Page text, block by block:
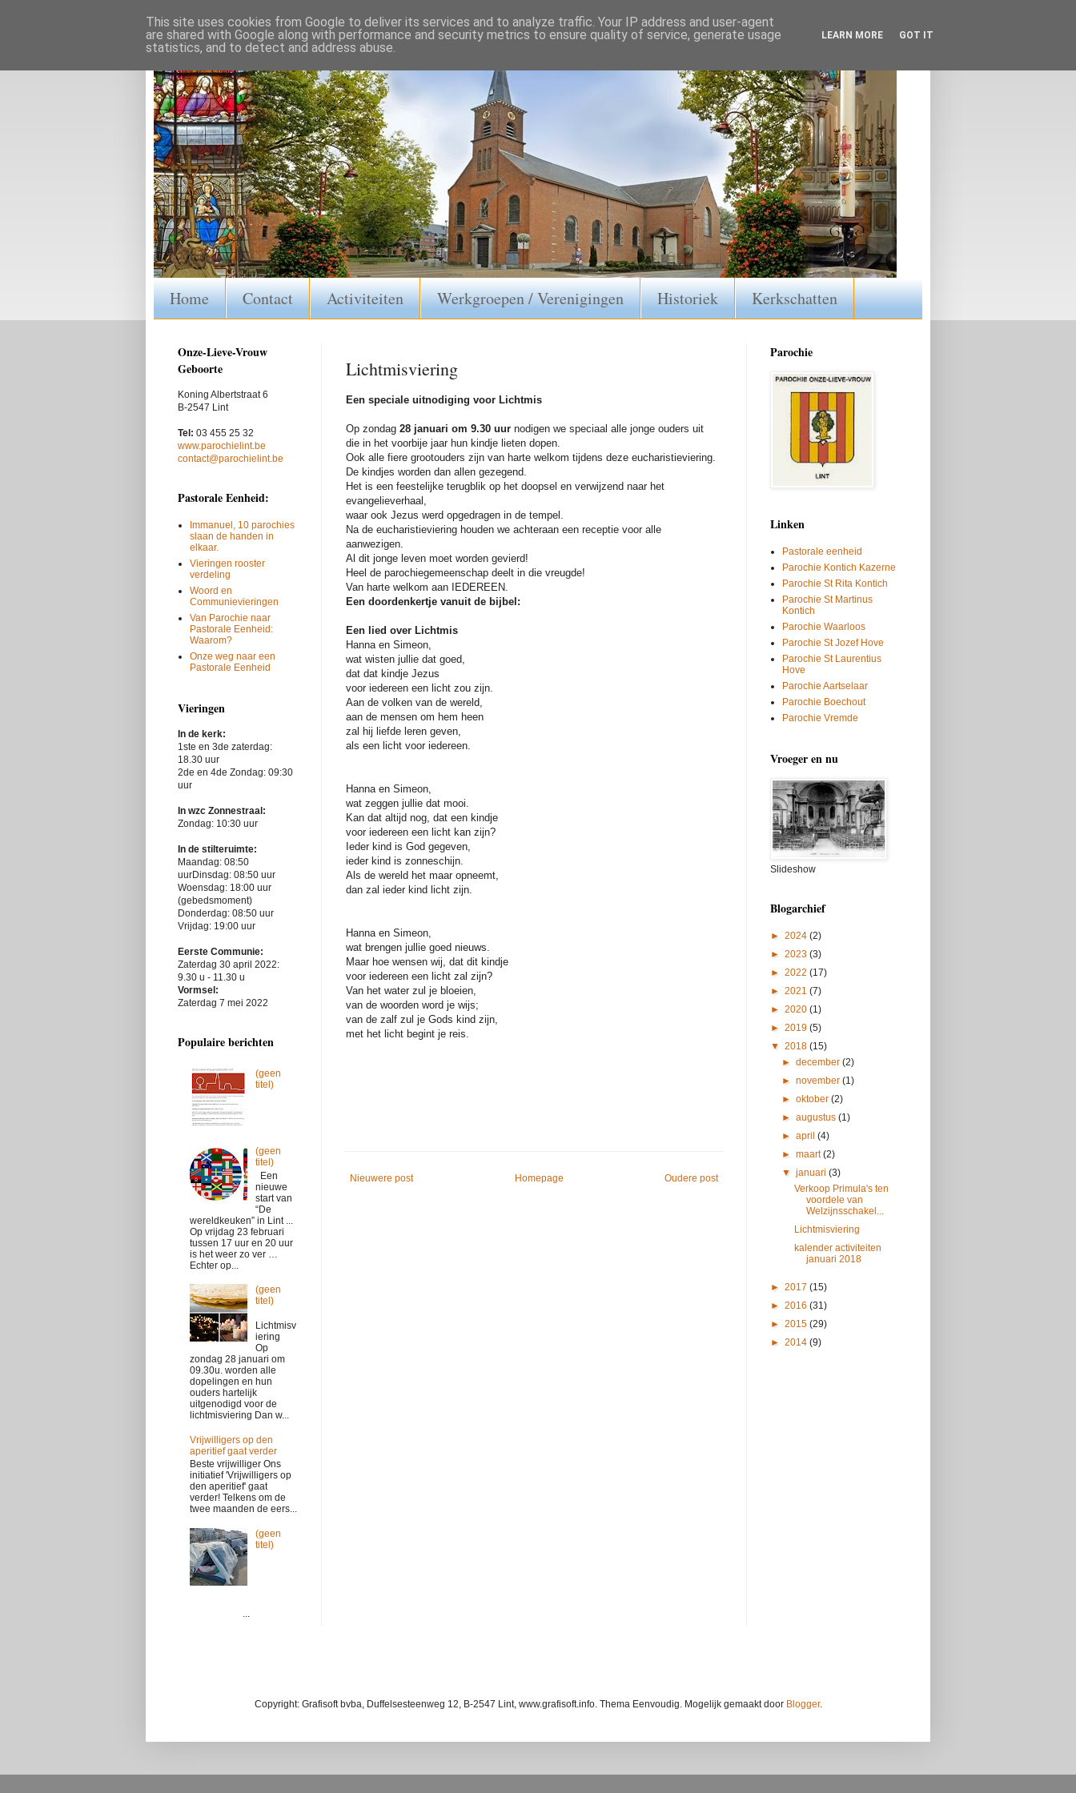
Home Contact Activiteiten Werkgroepen / Verenigingen Historiek Kerkschatten
Lichtmisviering
Een speciale uitnodiging voor Lichtmis
Op zondag 28 januari om 9.30 uur nodigen we speciaal alle jonge ouders uit
die in het voorbije jaar hun kindje lieten dopen.
Ook alle fiere grootouders zijn van harte welkom tijdens deze eucharistieviering.
De kindjes worden dan allen gezegend.
Het is een feestelijke terugblik op het doopsel en verwijzend naar het
evangelieverhaal,
waar ook Jezus werd opgedragen in de tempel.
Na de eucharistieviering houden we achteraan een receptie voor alle
aanwezigen.
Al dit jonge leven moet worden gevierd!
Heel de parochiegemeenschap deelt in die vreugde!
Van harte welkom aan IEDEREEN.
Een doordenkertje vanuit de bijbel:
Een lied over Lichtmis
Hanna en Simeon,
wat wisten jullie dat goed,
dat dat kindje Jezus
voor iedereen een licht zou zijn.
Aan de volken van de wereld,
aan de mensen om hem heen
zal hij liefde leren geven,
als een licht voor iedereen.
Hanna en Simeon,
wat zeggen jullie dat mooi.
Kan dat altijd nog, dat een kindje
voor iedereen een licht kan zijn?
Ieder kind is God gegeven,
ieder kind is zonneschijn.
Als de wereld het maar opneemt,
dan zal ieder kind licht zijn.
Hanna en Simeon,
wat brengen jullie goed nieuws.
Maar hoe wensen wij, dat dit kindje
voor iedereen een licht zal zijn?
Van het water zul je bloeien,
van de woorden word je wijs;
van de zalf zul je Gods kind zijn,
met het licht begint je reis.
Nieuwere post Oudere post
Homepage
Onze-Lieve-Vrouw
Geboorte
Koning Albertstraat 6
B-2547 Lint
Tel: 03 455 25 32
www.parochielint.be
contact@parochielint.be
Pastorale Eenheid:
Immanuel, 10 parochies
slaan de handen in
elkaar.
Vieringen rooster
verdeling
Woord en
Communievieringen
Van Parochie naar
Pastorale Eenheid:
Waarom?
Onze weg naar een
Pastorale Eenheid
Vieringen
In de kerk:
1ste en 3de zaterdag:
18.30 uur
2de en 4de Zondag: 09:30
uur
In wzc Zonnestraal:
Zondag: 10:30 uur
In de stilteruimte:
Maandag: 08:50
uurDinsdag: 08:50 uur
Woensdag: 18:00 uur
(gebedsmoment)
Donderdag: 08:50 uur
Vrijdag: 19:00 uur
Eerste Communie:
Zaterdag 30 april 2022:
9.30 u - 11.30 u
Vormsel:
Zaterdag 7 mei 2022
Populaire berichten
(geen
titel)
(geen
titel)
Een
nieuwe
start van
“De
wereldkeuken” in Lint ...
Op vrijdag 23 februari
tussen 17 uur en 20 uur
is het weer zo ver …
Echter op...
(geen
titel)
Lichtmisv
iering
Op
zondag 28 januari om
09.30u. worden alle
dopelingen en hun
ouders hartelijk
uitgenodigd voor de
lichtmisviering Dan w...
Vrijwilligers op den
aperitief gaat verder
Beste vrijwilliger Ons
initiatief 'Vrijwilligers op
den aperitief' gaat
verder! Telkens om de
twee maanden de eers...
(geen
titel)
...
Parochie
Linken
Pastorale eenheid
Parochie Kontich Kazerne
Parochie St Rita Kontich
Parochie St Martinus
Kontich
Parochie Waarloos
Parochie St Jozef Hove
Parochie St Laurentius
Hove
Parochie Aartselaar
Parochie Boechout
Parochie Vremde
Vroeger en nu
Slideshow
Blogarchief
► 2024 (2)
► 2023 (3)
► 2022 (17)
► 2021 (7)
► 2020 (1)
► 2019 (5)
▼ 2018 (15)
►december(2)
►november(1)
►oktober(2)
►augustus(1)
►april(4)
►maart(2)
▼januari(3)
Verkoop Primula's ten
voordele van
Welzijnsschakel...
Lichtmisviering
kalender activiteiten
januari 2018
► 2017 (15)
► 2016 (31)
► 2015 (29)
► 2014 (9)
Copyright: Grafisoft bvba, Duffelsesteenweg 12, B-2547 Lint, www.grafisoft.info. Thema Eenvoudig. Mogelijk gemaakt door Blogger.
This site uses cookies from Google to deliver its services and to analyze traffic. Your IP address and user-agent
are shared with Google along with performance and security metrics to ensure quality of service, generate usage
statistics, and to detect and address abuse.
LEARN MORE GOT IT